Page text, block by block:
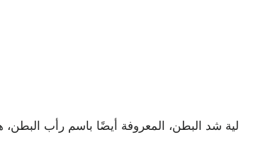
لية شد البطن، المعروفة أيضًا باسم رأب